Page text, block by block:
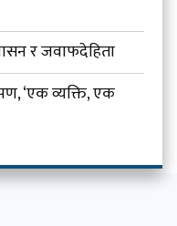
र जवाफदेहिता
‘एक व्यक्ति, एक